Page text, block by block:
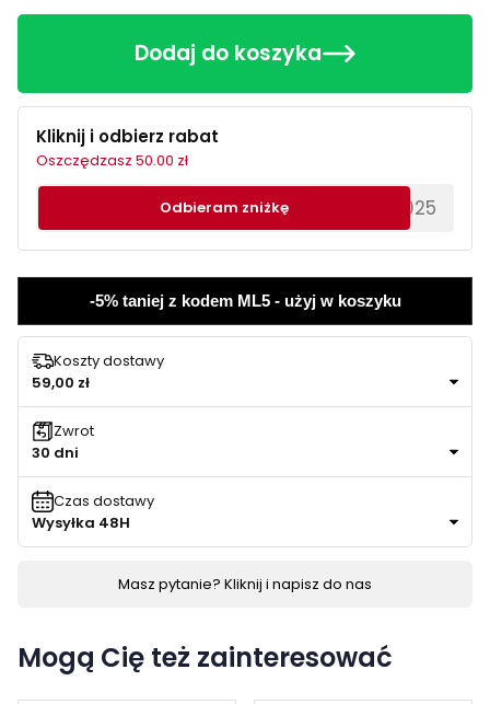
Dodaj do koszyka
Kliknij i odbierz rabat
Oszczędzasz 50.00 zł
********EWS2025
Odbieram zniżkę
-5% taniej z kodem ML5 - użyj w koszyku
Koszty dostawy
59,00 zł
Zwrot
30 dni
Czas dostawy
Wysyłka 48H
Masz pytanie? Kliknij i napisz do nas
Mogą Cię też zainteresować